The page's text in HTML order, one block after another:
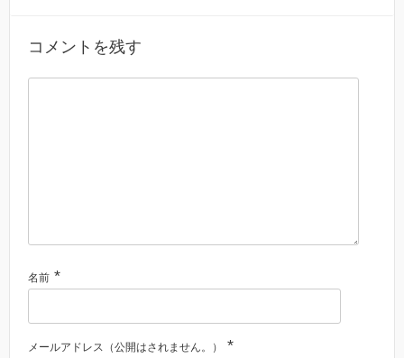
コメントを残す
名前 *
メールアドレス（公開はされません。） *